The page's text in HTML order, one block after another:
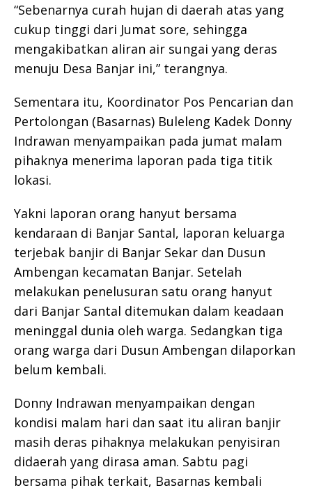
“Sebenarnya curah hujan di daerah atas yang
cukup tinggi dari Jumat sore, sehingga
mengakibatkan aliran air sungai yang deras
menuju Desa Banjar ini,” terangnya.
Sementara itu, Koordinator Pos Pencarian dan
Pertolongan (Basarnas) Buleleng Kadek Donny
Indrawan menyampaikan pada jumat malam
pihaknya menerima laporan pada tiga titik
lokasi.
Yakni laporan orang hanyut bersama
kendaraan di Banjar Santal, laporan keluarga
terjebak banjir di Banjar Sekar dan Dusun
Ambengan kecamatan Banjar. Setelah
melakukan penelusuran satu orang hanyut
dari Banjar Santal ditemukan dalam keadaan
meninggal dunia oleh warga. Sedangkan tiga
orang warga dari Dusun Ambengan dilaporkan
belum kembali.
Donny Indrawan menyampaikan dengan
kondisi malam hari dan saat itu aliran banjir
masih deras pihaknya melakukan penyisiran
didaerah yang dirasa aman. Sabtu pagi
bersama pihak terkait, Basarnas kembali